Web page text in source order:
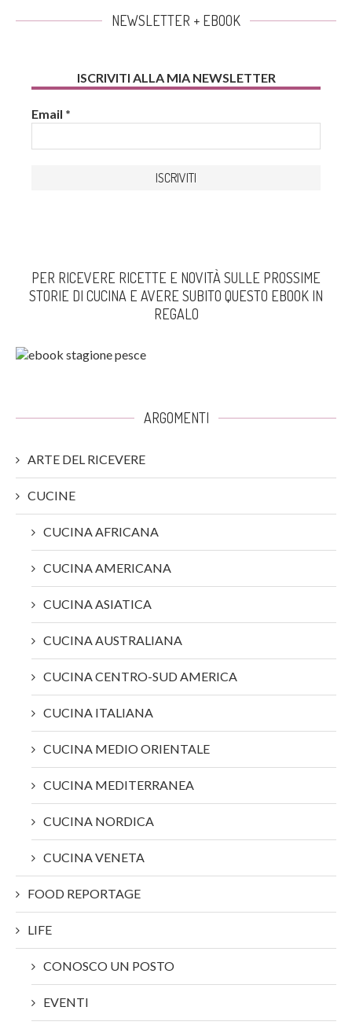
NEWSLETTER + EBOOK
ISCRIVITI ALLA MIA NEWSLETTER
Email *
PER RICEVERE RICETTE E NOVITÀ SULLE PROSSIME
STORIE DI CUCINA E AVERE SUBITO QUESTO EBOOK IN
REGALO
ARGOMENTI
ARTE DEL RICEVERE
CUCINE
CUCINA AFRICANA
CUCINA AMERICANA
CUCINA ASIATICA
CUCINA AUSTRALIANA
CUCINA CENTRO-SUD AMERICA
CUCINA ITALIANA
CUCINA MEDIO ORIENTALE
CUCINA MEDITERRANEA
CUCINA NORDICA
CUCINA VENETA
FOOD REPORTAGE
LIFE
CONOSCO UN POSTO
EVENTI